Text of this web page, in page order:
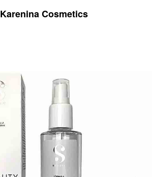
Karenina Cosmetics